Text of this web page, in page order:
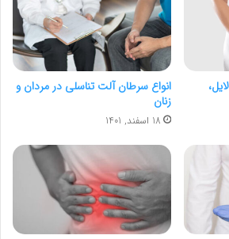
انواع سرطان آلت تناسلی در مردان و
زنان
18 اسفند, 1401